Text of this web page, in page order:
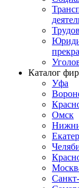
Каталог
Уфа
Омск